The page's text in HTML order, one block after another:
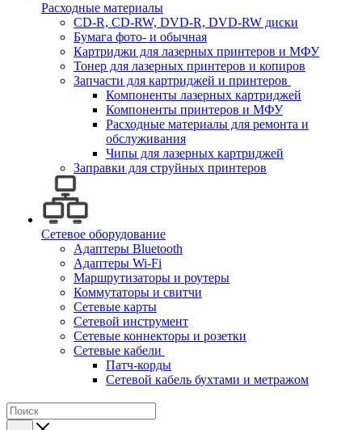
Расходные материалы
CD-R, CD-RW, DVD-R, DVD-RW диски
Бумага фото- и обычная
Картриджи для лазерных принтеров и МФУ
Тонер для лазерных принтеров и копиров
Запчасти для картриджей и принтеров
Компоненты лазерных картриджей
Компоненты принтеров и МФУ
Расходные материалы для ремонта и
обслуживания
Чипы для лазерных картриджей
Заправки для струйных принтеров
Сетевое оборудование
Адаптеры Bluetooth
Адаптеры Wi-Fi
Маршрутизаторы и роутеры
Коммутаторы и свитчи
Сетевые карты
Сетевой инструмент
Сетевые коннекторы и розетки
Сетевые кабели
Патч-корды
Сетевой кабель бухтами и метражом